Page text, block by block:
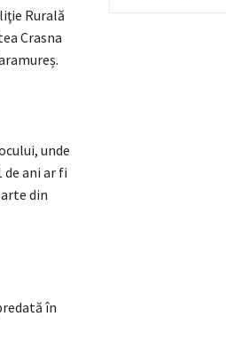
Rurală
Crasna
unde
ani ar fi
din
în